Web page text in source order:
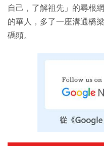
自己，了解祖先」的尋根
的華人，多了一座溝通橋
碼頭。